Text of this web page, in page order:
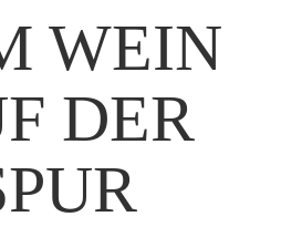
WEIN
DER